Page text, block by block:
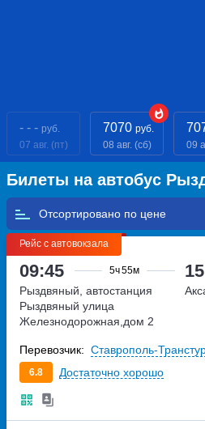
- - - руб.
07 авг. (пт)
7070 руб.
08 авг. (сб)
09
Билеты на автобус
Отсортировано по
Рейс с автовокзала
09:45 5ч55м
Рыздвяный, автостанция
Рыздвяный улица
Железнодорожная,дом 2
6.8 Достаточно хорошо
Перевозчик: Ставрополь-